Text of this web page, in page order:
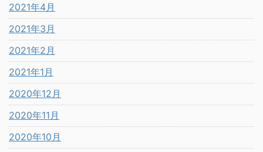
2021年4月
2021年3月
2021年2月
2021年1月
2020年12月
2020年11月
2020年10月